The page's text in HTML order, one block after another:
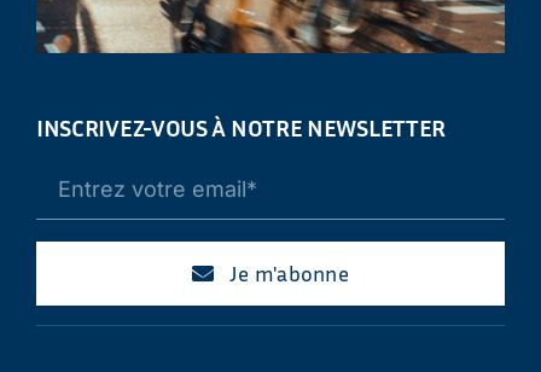
INSCRIVEZ-VOUS À NOTRE NEWSLETTER
Je m'abonne